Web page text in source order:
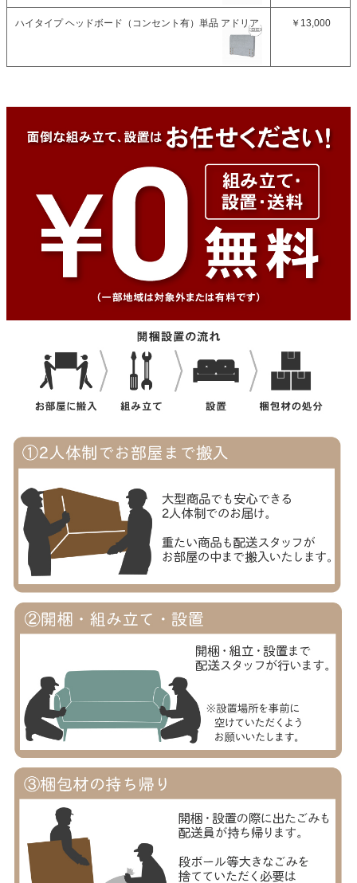
ハイタイプ ヘッドボード（コンセント有）単品 アドリア ￥13,000